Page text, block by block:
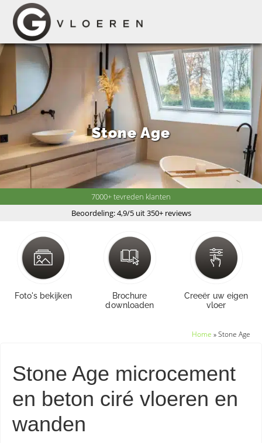
Stone Age
Foto's bekijken
Brochure
downloaden
Creeër uw eigen
vloer
7000+ tevreden klanten
Beoordeling: 4,9/5 uit 350+ reviews
Home »Stone Age
Stone Age microcement
en beton ciré vloeren en
wanden